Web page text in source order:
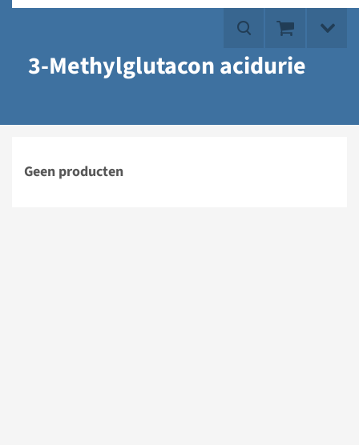
3-Methylglutacon acidurie
Geen producten